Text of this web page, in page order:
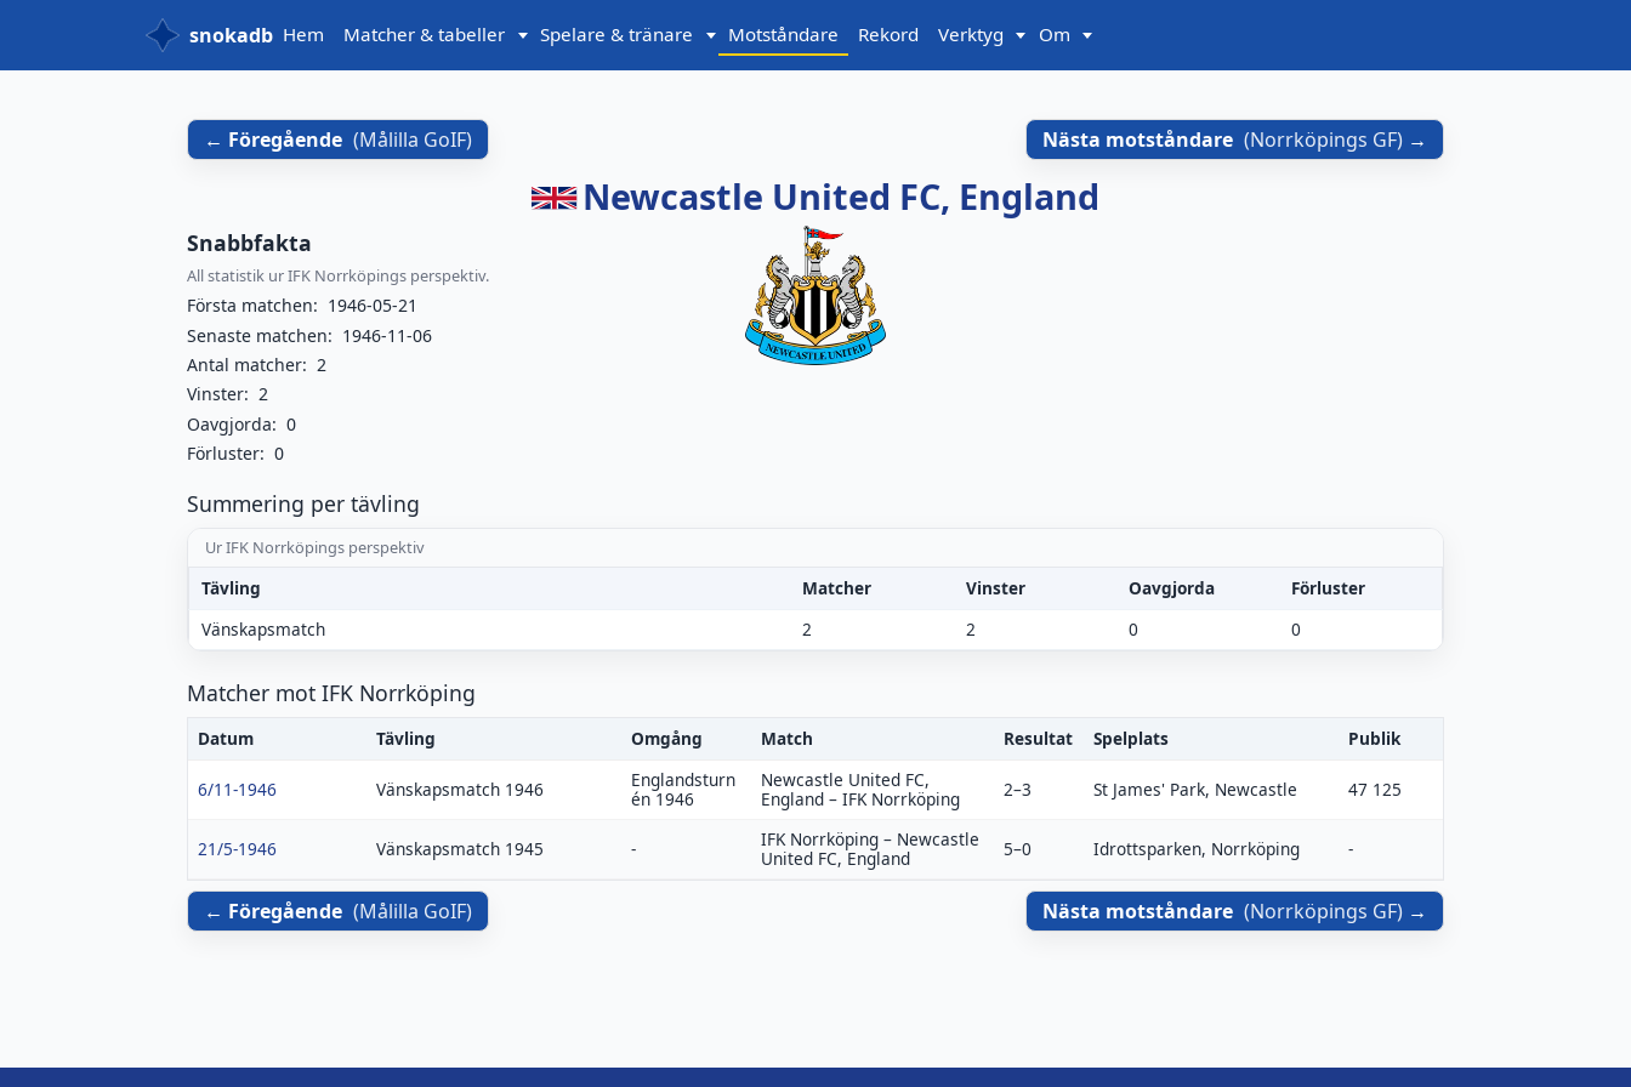
snokadb Hem Matcher & tabeller Spelare & tränare Motståndare Rekord Verktyg Om
Föregående (Målilla GoIF) Nästa motståndare (Norrköpings GF)
Newcastle United FC, England
Snabbfakta
All statistik ur IFK Norrköpings perspektiv.
Första matchen: 1946-05-21
Senaste matchen: 1946-11-06
Antal matcher: 2
Vinster: 2
Oavgjorda: 0
Förluster: 0
Summering per tävling
Ur IFK Norrköpings perspektiv
Tävling Matcher Vinster Oavgjorda
Förluster
Vänskapsmatch
2 2 0 0
Matcher mot IFK Norrköping
Datum Tävling Omgång Match Resultat Spelplats Publik
6/11-1946 Vänskapsmatch 1946
Englandsturn
én 1946
Newcastle United FC,
England – IFK Norrköping 2–3 St James' Park, Newcastle 47 125
21/5-1946 Vänskapsmatch 1945 - IFK Norrköping – Newcastle
United FC, England
5–0 Idrottsparken, Norrköping -
Föregående (Målilla GoIF) Nästa motståndare (Norrköpings GF)